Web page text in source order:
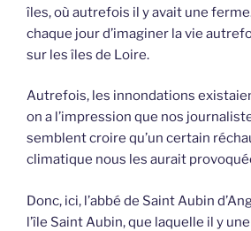
îles, où autrefois il y avait une
chaque jour d’imaginer la vie
sur les îles de Loire.
Autrefois, les innondations
on a l’impression que nos
semblent croire qu’un certain
climatique nous les aurait
Donc, ici, l’abbé de Saint Aubin
l’île Saint Aubin, que laquelle il y